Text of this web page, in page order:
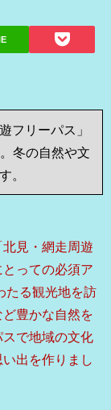
フリーパス」
冬の自然や文
。
見・網走周遊
っての必須ア
たる観光地を訪
豊かな自然を
で地域の文化
出を作りまし